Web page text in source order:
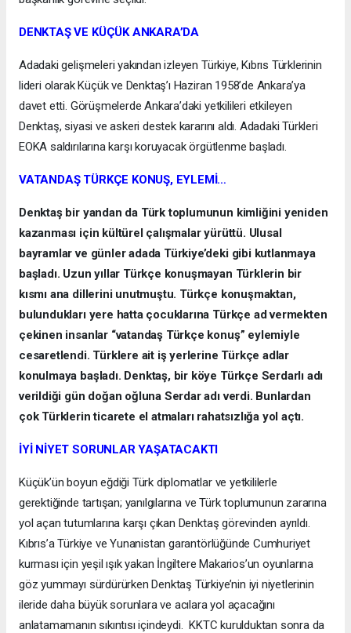
DENKTAŞ VE KÜÇÜK ANKARA’DA
Adadaki gelişmeleri yakından izleyen Türkiye, Kıbrıs Türklerinin
lideri olarak Küçük ve Denktaş’ı Haziran 1958’de Ankara’ya
davet etti. Görüşmelerde Ankara’daki yetkilileri etkileyen
Denktaş, siyasi ve askeri destek kararını aldı. Adadaki Türkleri
EOKA saldırılarına karşı koruyacak örgütlenme başladı.
VATANDAŞ TÜRKÇE KONUŞ, EYLEMİ…
Denktaş bir yandan da Türk toplumunun kimliğini yeniden
kazanması için kültürel çalışmalar yürüttü. Ulusal
bayramlar ve günler adada Türkiye’deki gibi kutlanmaya
başladı. Uzun yıllar Türkçe konuşmayan Türklerin bir
kısmı ana dillerini unutmuştu. Türkçe konuşmaktan,
bulundukları yere hatta çocuklarına Türkçe ad vermekten
çekinen insanlar “vatandaş Türkçe konuş” eylemiyle
cesaretlendi. Türklere ait iş yerlerine Türkçe adlar
konulmaya başladı. Denktaş, bir köye Türkçe Serdarlı adı
verildiği gün doğan oğluna Serdar adı verdi. Bunlardan
çok Türklerin ticarete el atmaları rahatsızlığa yol açtı.
İYİ NİYET SORUNLAR YAŞATACAKTI
Küçük’ün boyun eğdiği Türk diplomatlar ve yetkililerle
gerektiğinde tartışan; yanılgılarına ve Türk toplumunun zararına
yol açan tutumlarına karşı çıkan Denktaş görevinden ayrıldı.
Kıbrıs’a Türkiye ve Yunanistan garantörlüğünde Cumhuriyet
kurması için yeşil ışık yakan İngiltere Makarios’un oyunlarına
göz yummayı sürdürürken Denktaş Türkiye’nin iyi niyetlerinin
ileride daha büyük sorunlara ve acılara yol açacağını
anlatamamanın sıkıntısı içindeydi. KKTC kurulduktan sonra da